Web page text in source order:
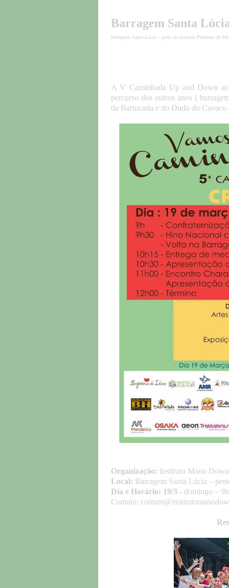
Barragem Santa
Barragem Santa Lúcia – perto da Avenida Prudente de
A V Caminhada Up and Down
percurso dos outros anos (
da Bartucada e do Dudu do Cavaco.
Organização: Instituto Mano Down
Local: Barragem Santa Lúcia –
Dia e Horário: 19/3 - domingo – 9h
Contato: